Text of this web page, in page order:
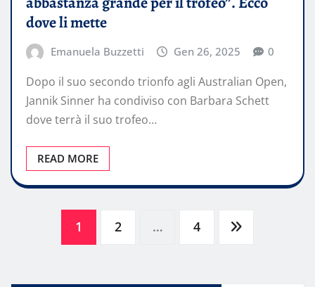
dove li mette
Emanuela Buzzetti Gen 26, 2025 0
Dopo il suo secondo trionfo agli Australian Open,
Jannik Sinner ha condiviso con Barbara Schett
dove terrà il suo trofeo…
READ MORE
Paginazione
1 2 … 4